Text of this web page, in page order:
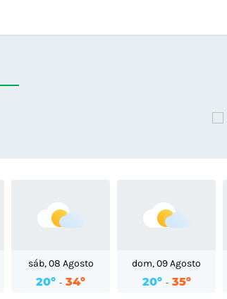
sáb, 08 Agosto
20º - 34º
dom, 09 Agosto
20º - 35º